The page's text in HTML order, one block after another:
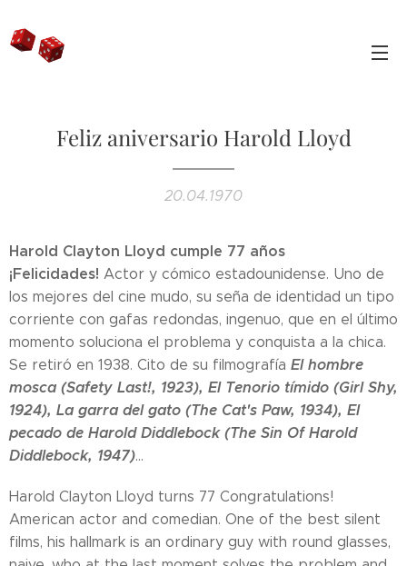
Feliz aniversario Harold Lloyd
20.04.1970
Harold Clayton Lloyd cumple 77 años
¡Felicidades! Actor y cómico estadounidense. Uno de
los mejores del cine mudo, su seña de identidad un tipo
corriente con gafas redondas, ingenuo, que en el último
momento soluciona el problema y conquista a la chica.
Se retiró en 1938. Cito de su filmografía El hombre
mosca (Safety Last!, 1923), El Tenorio tímido (Girl Shy,
1924), La garra del gato (The Cat's Paw, 1934), El
pecado de Harold Diddlebock (The Sin Of Harold
Diddlebock, 1947)...
Harold Clayton Lloyd turns 77 Congratulations!
American actor and comedian. One of the best silent
films, his hallmark is an ordinary guy with round glasses,